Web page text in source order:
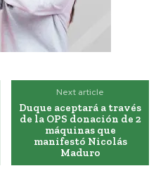
Next article
Duque aceptará a través
de la OPS donación de 2
máquinas que
manifestó Nicolás
Maduro